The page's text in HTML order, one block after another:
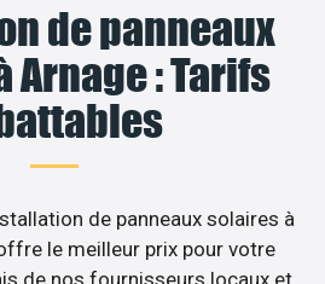
de panneaux
Arnage : Tarifs
de panneaux solaires à
le meilleur prix pour votre
de nos fournisseurs locaux et